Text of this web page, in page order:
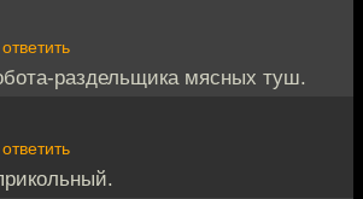
ответить
раздельщика мясных туш.
ответить